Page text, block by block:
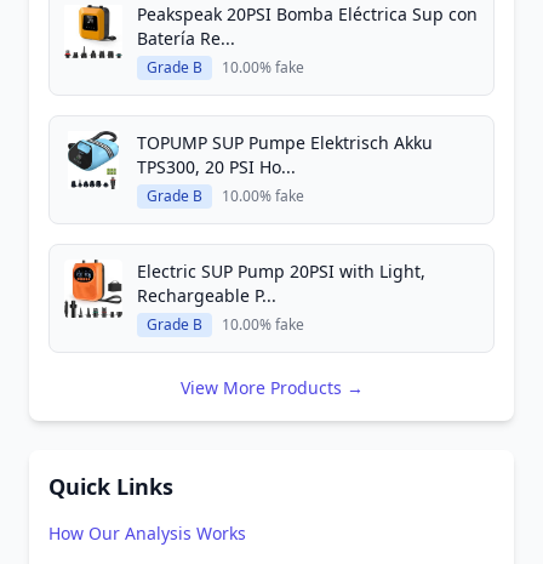
Peakspeak 20PSI Bomba Eléctrica Sup con
Batería Re...
Grade B 10.00% fake
TOPUMP SUP Pumpe Elektrisch Akku
TPS300, 20 PSI Ho...
Grade B 10.00% fake
Electric SUP Pump 20PSI with Light,
Rechargeable P...
Grade B 10.00% fake
View More Products →
Quick Links
How Our Analysis Works